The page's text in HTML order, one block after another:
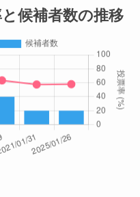
候補者数の推移